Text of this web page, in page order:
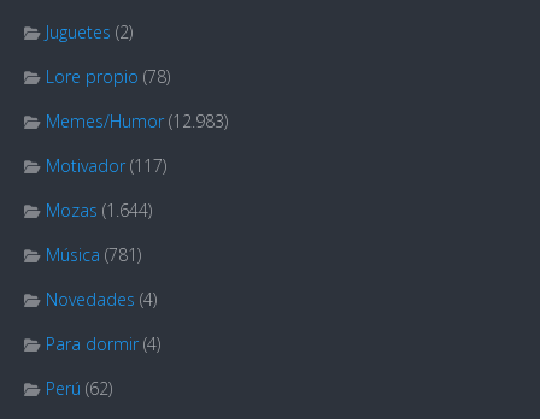
Juguetes (2)
Lore propio (78)
Memes/Humor (12.983)
Motivador (117)
Mozas (1.644)
Música (781)
Novedades (4)
Para dormir (4)
Perú (62)